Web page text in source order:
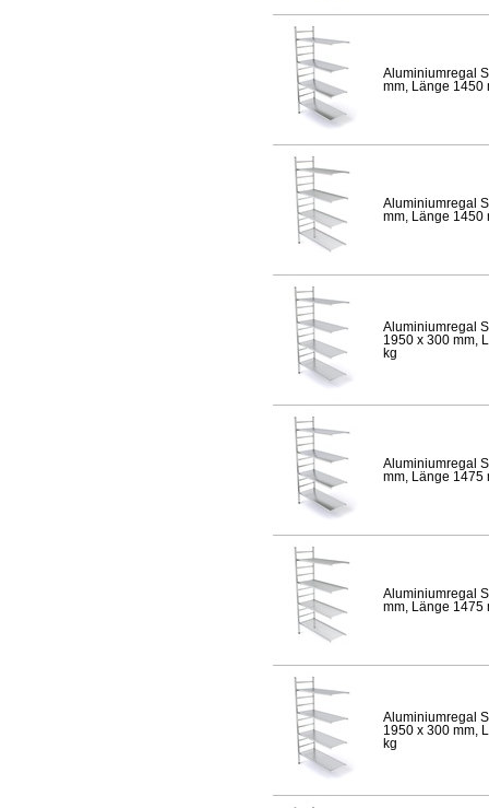
Aluminiumregal
mm, Länge 1450
Aluminiumregal
mm, Länge 1450
Aluminiumregal
1950 x 300 mm,
kg
Aluminiumregal
mm, Länge 1475
Aluminiumregal
mm, Länge 1475
Aluminiumregal
1950 x 300 mm,
kg